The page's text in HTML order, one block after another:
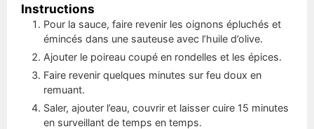
Instructions
Pour la sauce, faire revenir les oignons épluchés et
émincés dans une sauteuse avec l’huile d’olive.
Ajouter le poireau coupé en rondelles et les épices.
Faire revenir quelques minutes sur feu doux en
remuant.
Saler, ajouter l’eau, couvrir et laisser cuire 15 minutes
en surveillant de temps en temps.